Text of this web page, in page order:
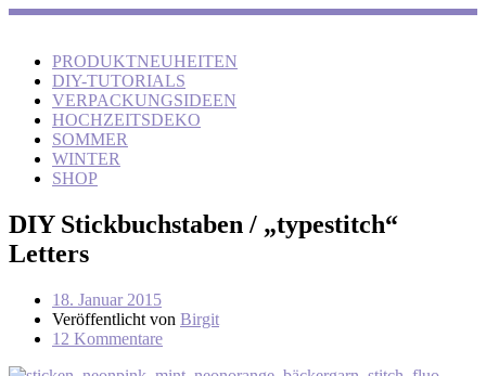
PRODUKTNEUHEITEN
DIY-TUTORIALS
VERPACKUNGSIDEEN
HOCHZEITSDEKO
SOMMER
WINTER
SHOP
DIY Stickbuchstaben / „typestitch“
Letters
18. Januar 2015
Veröffentlicht von Birgit
12 Kommentare